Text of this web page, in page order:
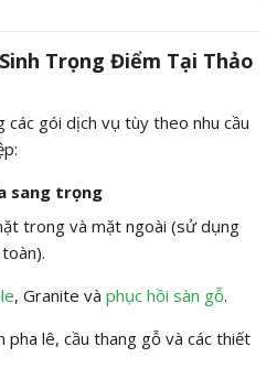
Trọng Điểm Tại Thảo
các gói dịch vụ tùy theo nhu cầu
sang trọng
trong và mặt ngoài (sử dụng
, Granite và phục hồi sàn gỗ.
pha lê, cầu thang gỗ và các thiết